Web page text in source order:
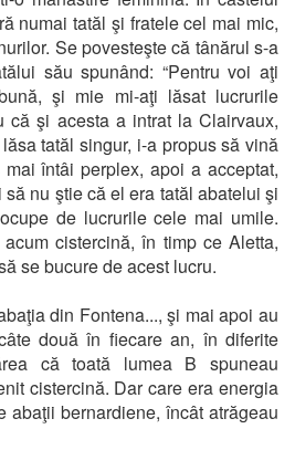
numai tatăl şi fratele cel mai mic,
Se povesteşte că tânărul s-a
său spunând: “Pentru voi aţi
şi mie mi-aţi lăsat lucrurile
că şi acesta a intrat la Clairvaux,
tatăl singur, i-a propus să vină
întâi perplex, apoi a acceptat,
nu ştie că el era tatăl abatelui şi
de lucrurile cele mai umile.
cistercină, în timp ce Aletta,
se bucure de acest lucru.
din Fontena..., şi mai apoi au
două în fiecare an, în diferite
că toată lumea B spuneau
cistercină. Dar care era energia
abaţii bernardiene, încât atrăgeau